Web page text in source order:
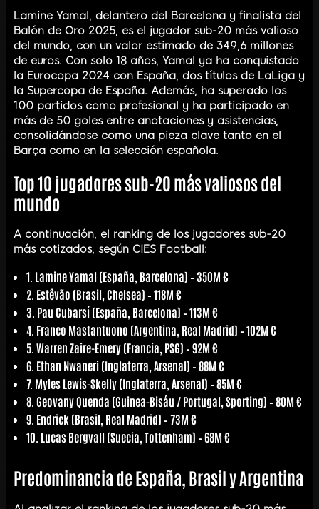
Lamine Yamal, delantero del Barcelona y finalista del
Balón de Oro 2025, es el jugador sub-20 más valioso
del mundo, con un valor estimado de 349,6 millones
de euros. Con solo 18 años, Yamal ya ha conquistado
la Eurocopa 2024 con España, dos títulos de LaLiga y
la Supercopa de España. Además, ha superado los
100 partidos como profesional y ha participado en
más de 50 goles entre anotaciones y asistencias,
consolidándose como una pieza clave tanto en el
Barça como en la selección española.
Top 10 jugadores sub-20 más valiosos del
mundo
A continuación, el ranking de los jugadores sub-20
más cotizados, según CIES Football:
1. Lamine Yamal (España, Barcelona) – 350M €
2. Estêvão (Brasil, Chelsea) – 118M €
3. Pau Cubarsí (España, Barcelona) – 113M €
4. Franco Mastantuono (Argentina, Real Madrid) – 102M €
5. Warren Zaire-Emery (Francia, PSG) – 92M €
6. Ethan Nwaneri (Inglaterra, Arsenal) – 88M €
7. Myles Lewis-Skelly (Inglaterra, Arsenal) – 85M €
8. Geovany Quenda (Guinea-Bisáu / Portugal, Sporting) – 80M €
9. Endrick (Brasil, Real Madrid) – 73M €
10. Lucas Bergvall (Suecia, Tottenham) – 68M €
Predominancia de España, Brasil y Argentina